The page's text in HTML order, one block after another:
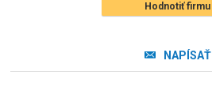
Hodnotiť firmu
NAPÍSAŤ